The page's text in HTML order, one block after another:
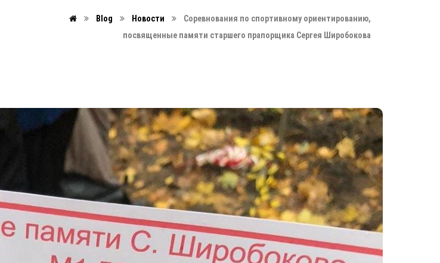
Blog Новости
Соревнования по спортивному ориентированию,
посвященные памяти старшего прапорщика Сергея Широбокова